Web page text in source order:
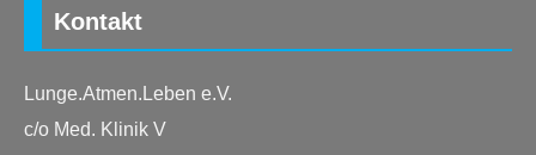
Kontakt
Lunge.Atmen.Leben e.V.
c/o Med. Klinik V